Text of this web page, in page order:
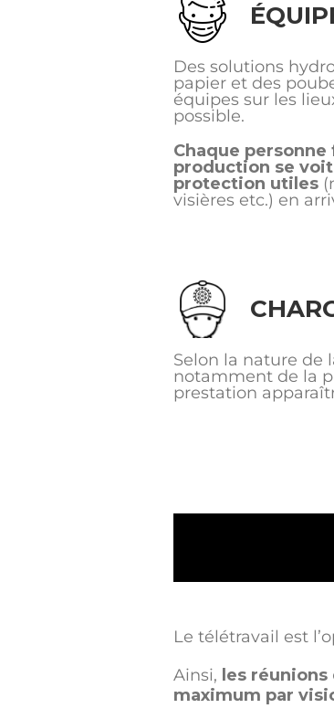
Des solutions
papier et des
équipes sur les
possible.
Chaque
production se
protection utiles
visières etc.) en
Selon la nature de
notamment de la
prestation
Le télétravail est
Ainsi, les réunions
maximum par